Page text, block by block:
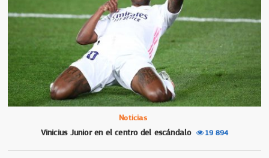
Noticias
Vinicius Junior en el centro del escándalo 19 894